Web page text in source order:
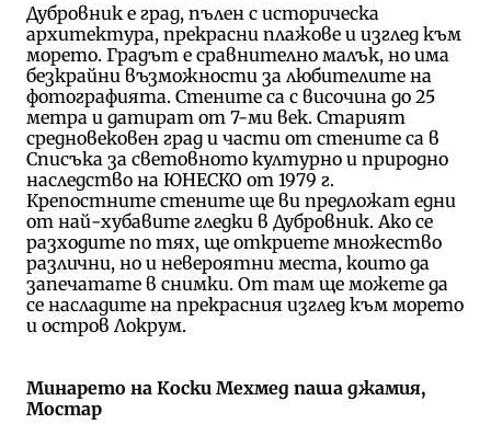
Дубровник е град, пълен с историческа
архитектура, прекрасни плажове и изглед към
морето. Градът е сравнително малък, но има
безкрайни възможности за любителите на
фотографията. Стените са с височина до 25
метра и датират от 7-ми век. Старият
средновековен град и части от стените са в
Списъка за световното културно и природно
наследство на ЮНЕСКО от 1979 г.
Крепостните стените ще ви предложат едни
от най-хубавите гледки в Дубровник. Ако се
разходите по тях, ще откриете множество
различни, но и невероятни места, които да
запечатате в снимки. От там ще можете да
се насладите на прекрасния изглед към морето
и остров Локрум.
Минарето на Коски Мехмед паша джамия,
Мостар